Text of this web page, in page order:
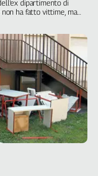
dipartimento di
ha fatto vittime, ma